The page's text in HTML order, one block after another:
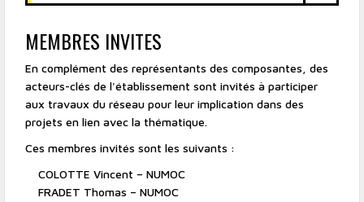
MEMBRES INVITES
En complément des représentants des composantes, des
acteurs-clés de l'établissement sont invités à participer
aux travaux du réseau pour leur implication dans des
projets en lien avec la thématique.
Ces membres invités sont les suivants :
COLOTTE Vincent – NUMOC
FRADET Thomas – NUMOC